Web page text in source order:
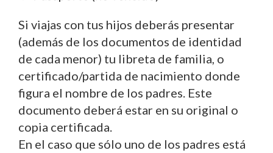
Si viajas con tus hijos deberás presentar
(además de los documentos de identidad
de cada menor) tu libreta de familia, o
certificado/partida de nacimiento donde
figura el nombre de los padres. Este
documento deberá estar en su original o
copia certificada.
En el caso que sólo uno de los padres está